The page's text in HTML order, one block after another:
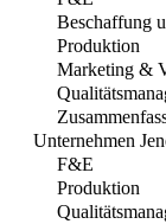
Beschaffung
Produktion
Marketing &
Unternehmen
F&E
Produktion